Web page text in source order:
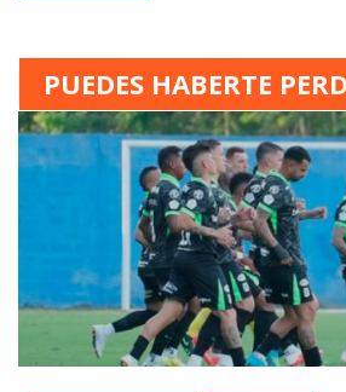
PUEDES HABERTE